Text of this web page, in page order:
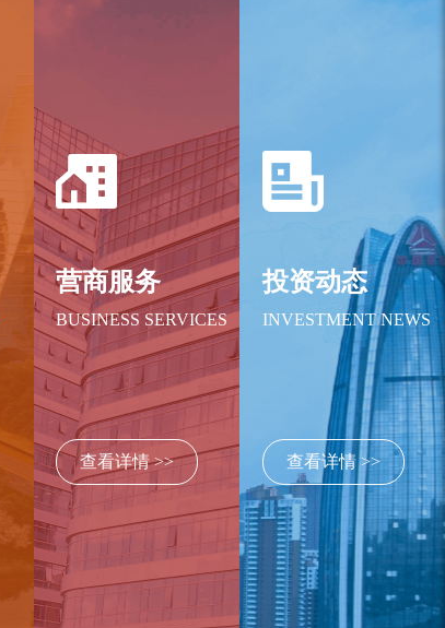
营商服务
BUSINESS SERVICES
查看详情 >>
投资动态
INVESTMENT NEWS
查看详情 >>